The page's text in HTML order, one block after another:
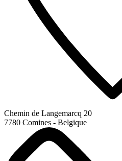
Chemin de Langemarcq 20
7780 Comines - Belgique